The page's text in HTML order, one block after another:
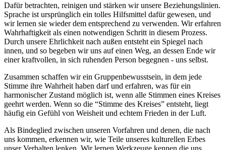
Dafür betrachten, reinigen und stärken wir unsere Beziehungslinien.
Sprache ist ursprünglich ein tolles Hilfsmittel dafür gewesen, und
wir lernen sie wieder dem entsprechend zu verwenden. Wir erfahren
Wahrhaftigkeit als einen notwendigen Schritt in diesem Prozess.
Durch unsere Ehrlichkeit nach außen entsteht ein Spiegel nach
innen, und so begeben wir uns auf einen Weg, an dessen Ende wir
einer kraftvollen, in sich ruhenden Person begegnen - uns selbst.
Zusammen schaffen wir ein Gruppenbewusstsein, in dem jede
Stimme ihre Wahrheit haben darf und erfahren, was für ein
harmonischer Zustand möglich ist, wenn alle Stimmen eines Kreises
geehrt werden. Wenn so die “Stimme des Kreises” entsteht, liegt
häufig ein Gefühl von Weisheit und echtem Frieden in der Luft.
Als Bindeglied zwischen unseren Vorfahren und denen, die nach
uns kommen, erkennen wir, wie Teile unseres kulturellen Erbes
unser Verhalten lenken. Wir lernen Werkzeuge kennen die uns